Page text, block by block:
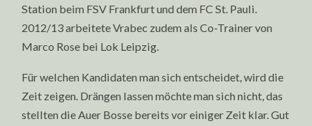
Station beim FSV Frankfurt und dem FC St. Pauli.
2012/13 arbeitete Vrabec zudem als Co-Trainer von
Marco Rose bei Lok Leipzig.
Für welchen Kandidaten man sich entscheidet, wird die
Zeit zeigen. Drängen lassen möchte man sich nicht, das
stellten die Auer Bosse bereits vor einiger Zeit klar. Gut